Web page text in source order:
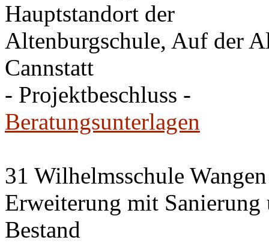
Hauptstandort der
Altenburgschule, Auf der
Cannstatt
- Projektbeschluss -
Beratungsunterlagen
31 Wilhelmsschule Wangen
Erweiterung mit
Bestand